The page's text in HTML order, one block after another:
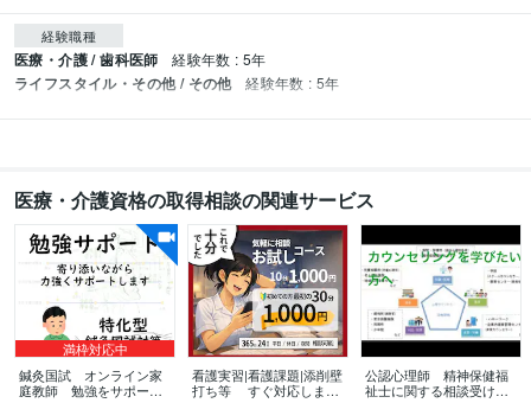
経験職種
医療・介護 / 歯科医師 経験年数 : 5年
ライフスタイル・その他 / その他 経験年数 : 5年
医療・介護資格の取得相談の関連サービス
満枠対応中
鍼灸国試 オンライン家
庭教師 勉強をサポート
看護実習|看護課題|添削壁
打ち等 すぐ対応します
公認心理師 精神保健福
祉士に関する相談受けま